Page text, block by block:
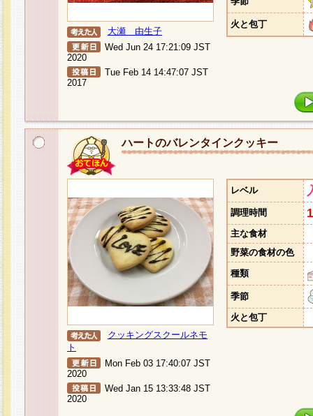
大瀬 由生子
Wed Jun 24 17:21:09 JST
2020
Tue Feb 14 14:47:07 JST
2017
火と包丁
ハートのバレンタインクッキー
クッキングスクールネモ
ト
Mon Feb 03 17:40:07 JST
2020
Wed Jan 15 13:33:48 JST
2020
レベル
調理時間
主な食材
野菜の食材の色
種類
季節
火と包丁